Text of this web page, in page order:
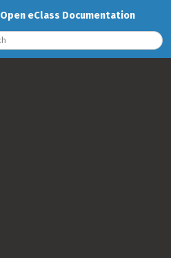
Open eClass Documentation